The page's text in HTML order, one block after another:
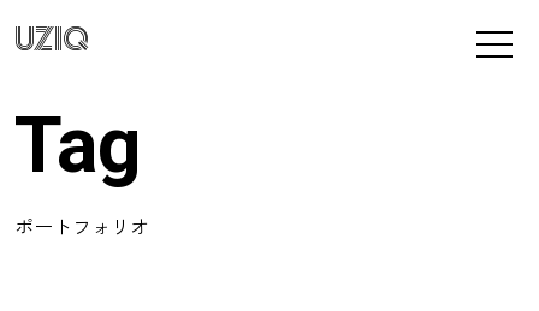
UZIQ
Tag
ポートフォリオ